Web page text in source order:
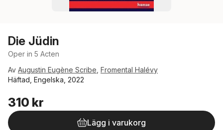
Die Jüdin
Oper in 5 Acten
Av Augustin Eugène Scribe Fromental Halévy
Häftad, Engelska, 2022
310 kr
Lägg i varukorg